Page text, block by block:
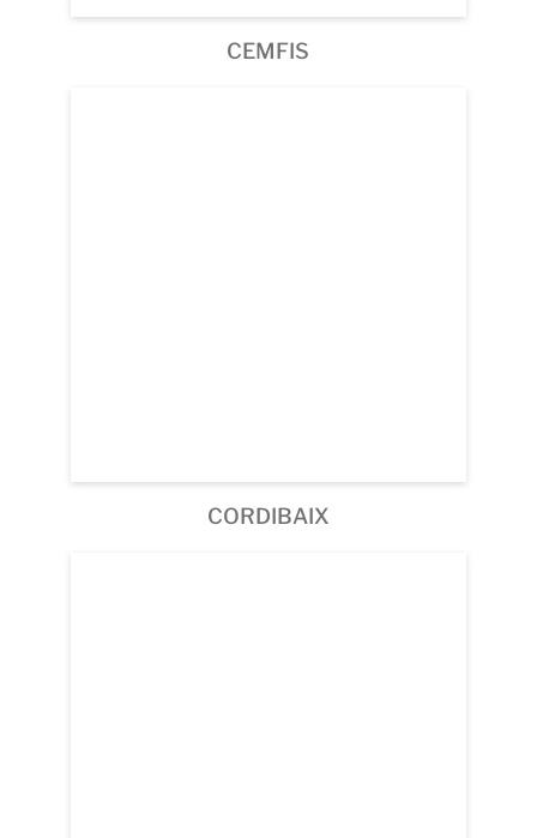
CEMFIS
CORDIBAIX